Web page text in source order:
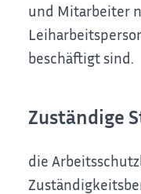
und Mitarbeiter
beschäftigt sind.
Zuständige
die